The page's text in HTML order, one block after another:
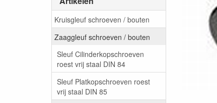
Kruisgleuf schroeven / bouten
Zaaggleuf schroeven / bouten
Sleuf Cilinderkopschroeven
roest vrij staal DIN 84
Sleuf Platkopschroeven roest
vrij staal DIN 85